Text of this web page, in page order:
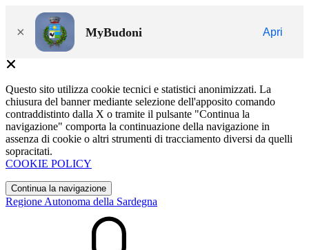
× MyBudoni Apri
Questo sito utilizza cookie tecnici e statistici anonimizzati. La
chiusura del banner mediante selezione dell'apposito comando
contraddistinto dalla X o tramite il pulsante "Continua la
navigazione" comporta la continuazione della navigazione in
assenza di cookie o altri strumenti di tracciamento diversi da quelli
sopracitati.
COOKIE POLICY
Continua la navigazione
Regione Autonoma della Sardegna